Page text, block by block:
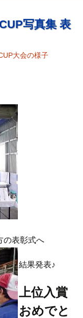
写真集 表
大会の様子
の表彰式へ
結果発表♪
上位入賞
おめでと